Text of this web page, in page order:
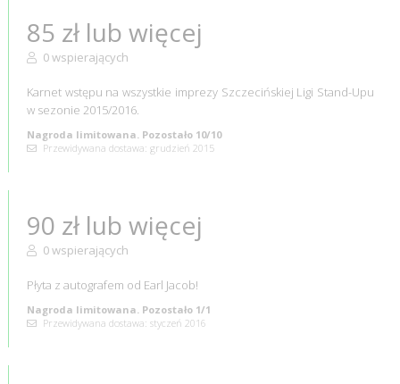
85 zł lub więcej
0 wspierających
Karnet wstępu na wszystkie imprezy Szczecińskiej Ligi Stand-Upu
w sezonie 2015/2016.
Nagroda limitowana. Pozostało 10/10
Przewidywana dostawa: grudzień 2015
90 zł lub więcej
0 wspierających
Płyta z autografem od Earl Jacob!
Nagroda limitowana. Pozostało 1/1
Przewidywana dostawa: styczeń 2016